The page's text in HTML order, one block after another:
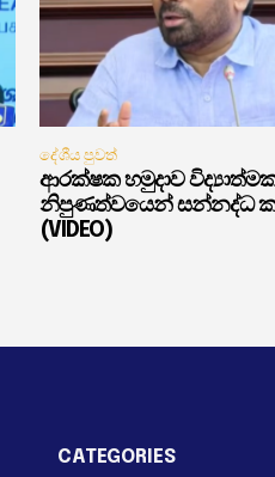
දේශීය පුවත්
ආරක්ෂක හමුදාව
නිපුණත්වයෙන් සන්නද්ධ
(VIDEO)
CATEGORIES